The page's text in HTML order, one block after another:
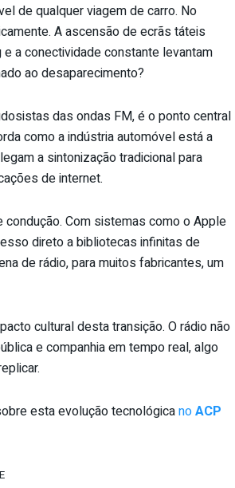
de qualquer viagem de carro. No
A ascensão de ecrãs táteis
a conectividade constante levantam
ao desaparecimento?
das ondas FM, é o ponto central
como a indústria automóvel está a
a sintonização tradicional para
de internet.
Com sistemas como o Apple
direto a bibliotecas infinitas de
de rádio, para muitos fabricantes, um
cultural desta transição. O rádio não
e companhia em tempo real, algo
esta evolução tecnológicanoACP